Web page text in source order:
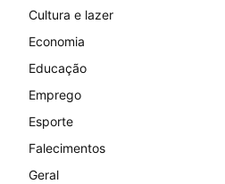
Cultura e lazer
Economia
Educação
Emprego
Esporte
Falecimentos
Geral